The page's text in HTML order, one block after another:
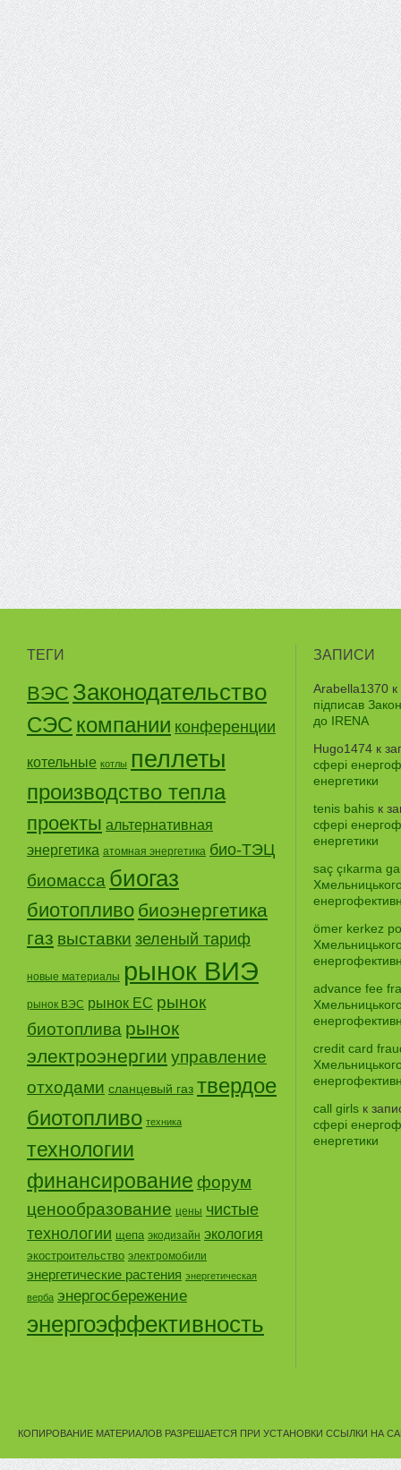
ТЕГИ
ВЭС Законодательство
СЭС компании конференции
котельные котлы пеллеты
производство тепла
проекты альтернативная
энергетика атомная энергетика био-ТЭЦ
биомасса биогаз
биотопливо биоэнергетика
газ выставки зеленый тариф
новые материалы рынок ВИЭ
рынок ВЭС рынок ЕС рынок
биотоплива рынок
электроэнергии управление
отходами сланцевый газ твердое
биотопливо техника
технологии
финансирование форум
ценообразование цены чистые
технологии щепа экодизайн экология
экостроительство электромобили
энергетические растения энергетическая
верба энергосбережение
энергоэффективность
ЗАПИСИ
Arabella1370
підписав
до IRENA
Hugo1474 к
сфері
енергетики
tenis bahis к
сфері
енергетики
saç çıkarma
ömer kerkez
advance fee
credit card
call girls к
сфері
енергетики
КОПИРОВАНИЕ МАТЕРИАЛОВ РАЗРЕШАЕТСЯ ПРИ УСТАНОВКИ ССЫЛКИ НА САЙТ